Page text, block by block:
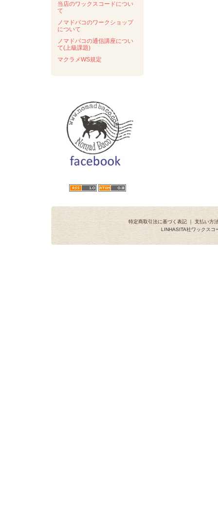
当店のワックスコードについ
て
ノマドバコのワークショップ
について
ノマドバコの通信講座につい
て(上級課題)
マクラメWS規定
特定商取引法に基づく表記｜ 支払い方
LINHASITA社ワックスコ